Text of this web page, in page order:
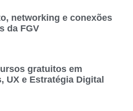
networking e conexões
da FGV
gratuitos em
UX e Estratégia Digital